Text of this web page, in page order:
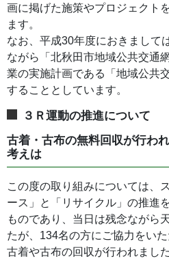
画に掲げた施策やプロジェクト
ます。
なお、平成30年度におきまして
ながら「北秋田市地域公共交通
業の実施計画である「地域公共
することとしています。
３Ｒ運動の推進について
古着・古布の無料回収が行わ
考えは
この度の取り組みについては、
ース」と「リサイクル」の推進
ものであり、当日は残念ながら
たが、134名の方にご協力をい
古着や古布の回収が行われまし